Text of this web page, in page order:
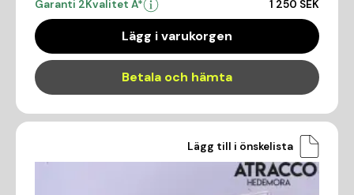
Garanti 2Kvalitet A* 1 250 SEK
Lägg i varukorgen
Betala och hämta
Lägg till i önskelista